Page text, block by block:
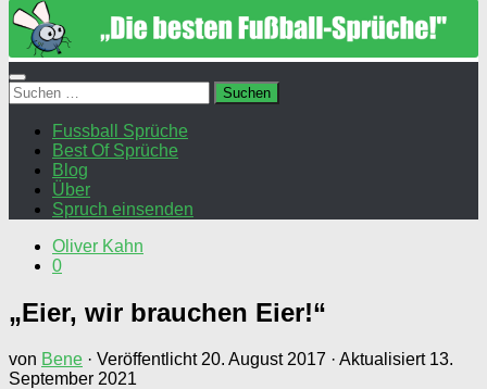
Suchen
nach:
Fussball Sprüche
Best Of Sprüche
Blog
Über
Spruch einsenden
Oliver Kahn
0
„Eier, wir brauchen Eier!“
von Bene · Veröffentlicht 20. August 2017 · Aktualisiert 13.
September 2021